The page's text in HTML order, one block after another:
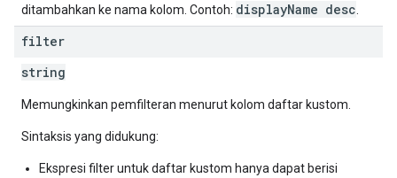
ditambahkan ke nama kolom. Contoh: displayName desc
filter
string
Memungkinkan pemfilteran menurut kolom daftar kustom.
Sintaksis yang didukung:
Ekspresi filter untuk daftar kustom hanya dapat berisi